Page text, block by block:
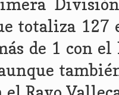
totaliza 127
de 1 con